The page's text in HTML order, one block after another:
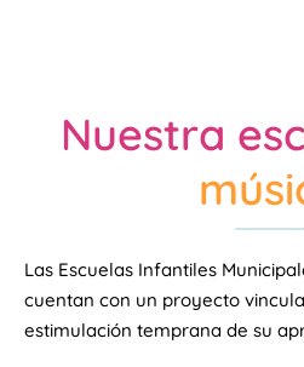
Nuestra
Las Escuelas Infantiles
cuentan con un proyecto
estimulación temprana de su